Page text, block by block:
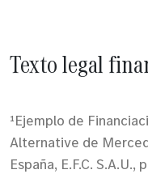
Texto legal
¹Ejemplo de
Alternative de
España, E.F.C.